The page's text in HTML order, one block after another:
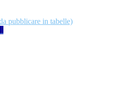
pubblicare in tabelle)
2